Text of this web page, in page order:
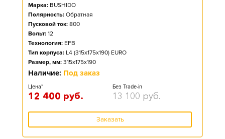
Марка: BUSHIDO
Полярность: Обратная
Пусковой ток: 800
Вольт: 12
Технология: EFB
Тип корпуса: L4 (315x175x190) EURO
Размер, мм: 315x175x190
Наличие: Под заказ
Цена*
12 400 руб.
Без Trade-in
13 100 руб.
Заказать